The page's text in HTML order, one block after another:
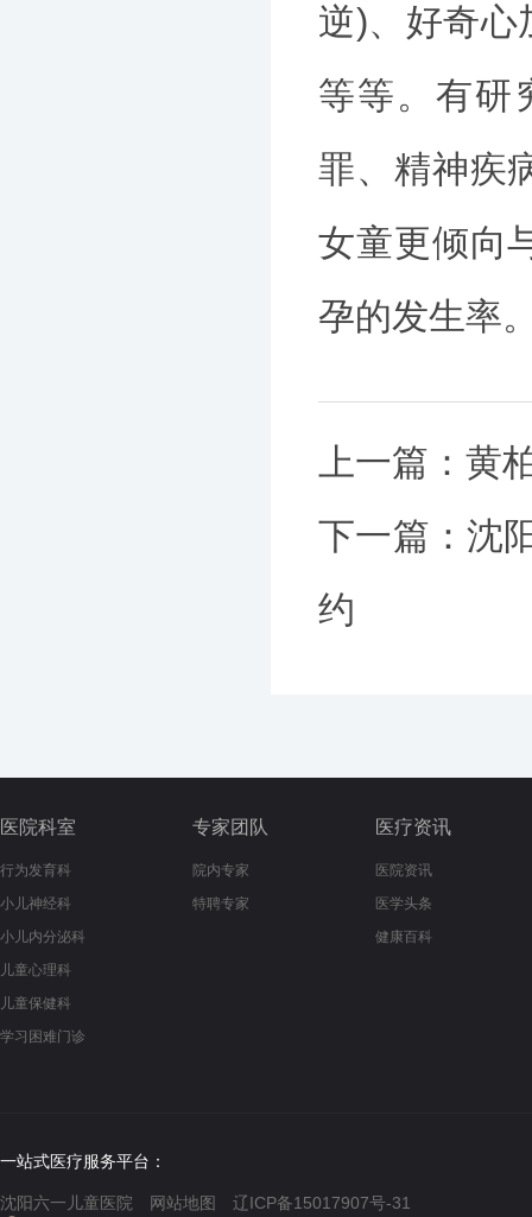
逆)、好奇心
等等。有研
罪、精神疾
女童更倾向
孕的发生率
上一篇： 黄
下一篇： 沈
约
医院科室
行为发育科
小儿神经科
小儿内分泌科
儿童心理科
儿童保健科
学习困难门诊
专家团队
院内专家
特聘专家
医疗资讯
医院资讯
医学头条
健康百科
一站式医疗服务平台：
沈阳六一儿童医院 网站地图
辽ICP备15017907号-31